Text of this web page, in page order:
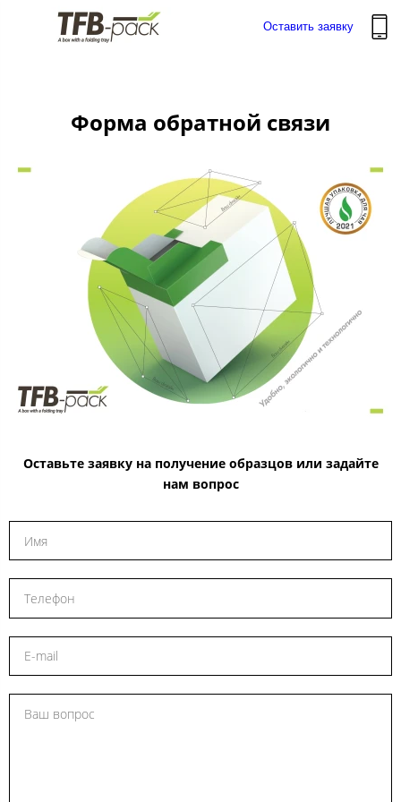
Оставить заявку
Форма обратной связи
Оставьте заявку на получение образцов или задайте
нам вопрос